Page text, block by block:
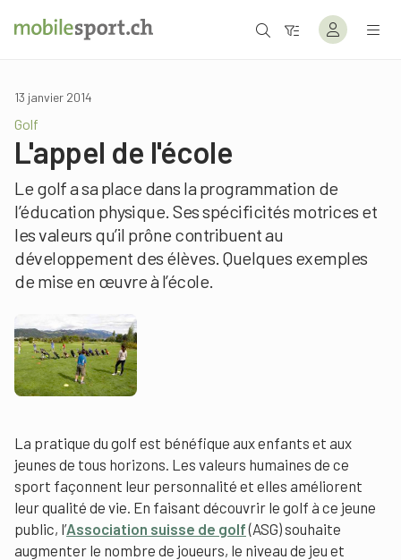
13 janvier 2014
Golf
L'appel de l'école
Le golf a sa place dans la programmation de
l’éducation physique. Ses spécificités motrices et
les valeurs qu’il prône contribuent au
développement des élèves. Quelques exemples
de mise en œuvre à l’école.
La pratique du golf est bénéfique aux enfants et aux
jeunes de tous horizons. Les valeurs humaines de ce
sport façonnent leur personnalité et elles améliorent
leur qualité de vie. En faisant découvrir le golf à ce jeune
public, l’Association suisse de golf(ASG) souhaite
augmenter le nombre de joueurs, le niveau de jeu et